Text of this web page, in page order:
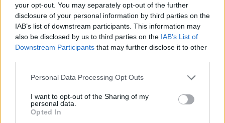
your opt-out. You may separately opt-out of the further
disclosure of your personal information by third parties on the
IAB’s list of downstream participants. This information may
also be disclosed by us to third parties on the IAB’s List of
Downstream Participants that may further disclose it to other
Please note that this website/app uses one or more Google
not limited to your visit or usage behaviour. You may click to
grant or deny consent to Google and its third-party tags to
use your data for below specified purposes in below Google
Personal Data Processing Opt Outs
I want to opt-out of the Sharing of my
personal data.
Opted In
Piréz tépelődés
BéDéKá • 2013. augusztus 20.
Mivel egyszerre vagyok öntudatos piréz és
módján is), sokszor el kell tűnődnöm azon, hogy a ...